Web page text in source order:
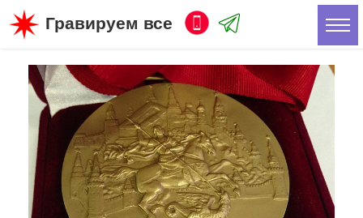
Гравируем все